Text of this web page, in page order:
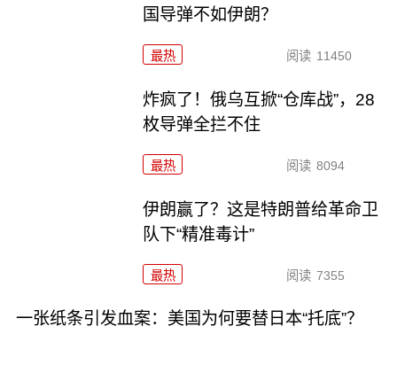
国导弹不如伊朗？
最热 阅读 11450
炸疯了！俄乌互掀“仓库战”，28
枚导弹全拦不住
最热 阅读 8094
伊朗赢了？这是特朗普给革命卫
队下“精准毒计”
最热 阅读 7355
一张纸条引发血案：美国为何要替日本“托底”？